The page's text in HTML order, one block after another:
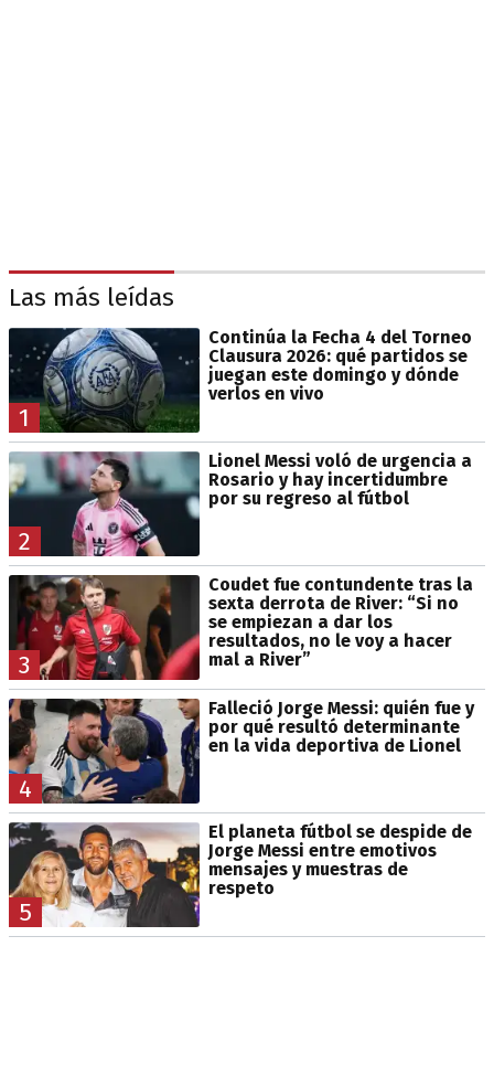
Las más leídas
1
Continúa la Fecha 4 del Torneo
Clausura 2026: qué partidos se
juegan este domingo y dónde
verlos en vivo
2
Lionel Messi voló de urgencia a
Rosario y hay incertidumbre
por su regreso al fútbol
3
Coudet fue contundente tras la
sexta derrota de River: “Si no
se empiezan a dar los
resultados, no le voy a hacer
mal a River”
4
Falleció Jorge Messi: quién fue y
por qué resultó determinante
en la vida deportiva de Lionel
5
El planeta fútbol se despide de
Jorge Messi entre emotivos
mensajes y muestras de
respeto